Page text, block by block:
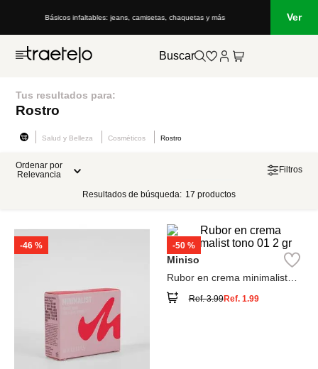
Básicos infaltables: jeans, camisetas, chaquetas y más Ver
Buscar
Tus resultados para:
Rostro
Salud y Belleza Cosméticos Rostro
Ordenar por
Relevancia
Filtros
Resultados de búsqueda: 17 productos
-46 % -50 %
Miniso
Rubor en crema minimalist
Ref.3.99Ref. 1.99